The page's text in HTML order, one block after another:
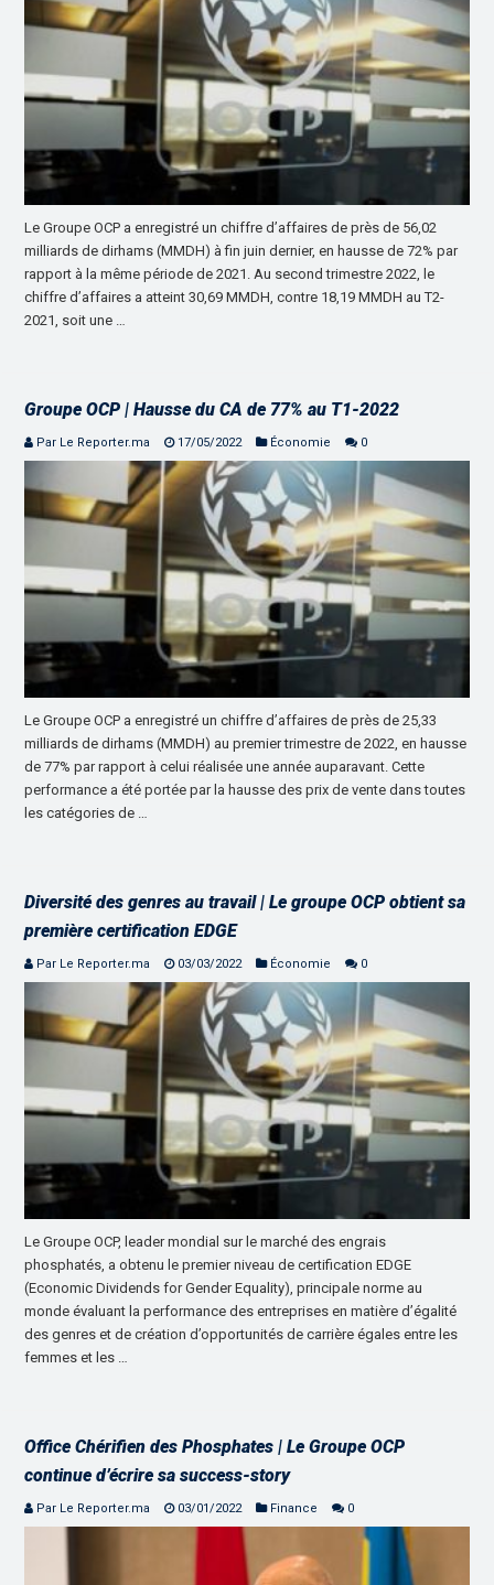
Le Groupe OCP a enregistré un chiffre d’affaires de près de 56,02
milliards de dirhams (MMDH) à fin juin dernier, en hausse de 72% par
rapport à la même période de 2021. Au second trimestre 2022, le
chiffre d’affaires a atteint 30,69 MMDH, contre 18,19 MMDH au T2-
2021, soit une …
Groupe OCP | Hausse du CA de 77% au T1-2022
Par Le Reporter.ma 17/05/2022 Économie 0
Le Groupe OCP a enregistré un chiffre d’affaires de près de 25,33
milliards de dirhams (MMDH) au premier trimestre de 2022, en hausse
de 77% par rapport à celui réalisée une année auparavant. Cette
performance a été portée par la hausse des prix de vente dans toutes
les catégories de …
Diversité des genres au travail | Le groupe OCP obtient sa
première certification EDGE
Par Le Reporter.ma 03/03/2022 Économie 0
Le Groupe OCP, leader mondial sur le marché des engrais
phosphatés, a obtenu le premier niveau de certification EDGE
(Economic Dividends for Gender Equality), principale norme au
monde évaluant la performance des entreprises en matière d’égalité
des genres et de création d’opportunités de carrière égales entre les
femmes et les …
Office Chérifien des Phosphates | Le Groupe OCP
continue d’écrire sa success-story
Par Le Reporter.ma 03/01/2022 Finance 0